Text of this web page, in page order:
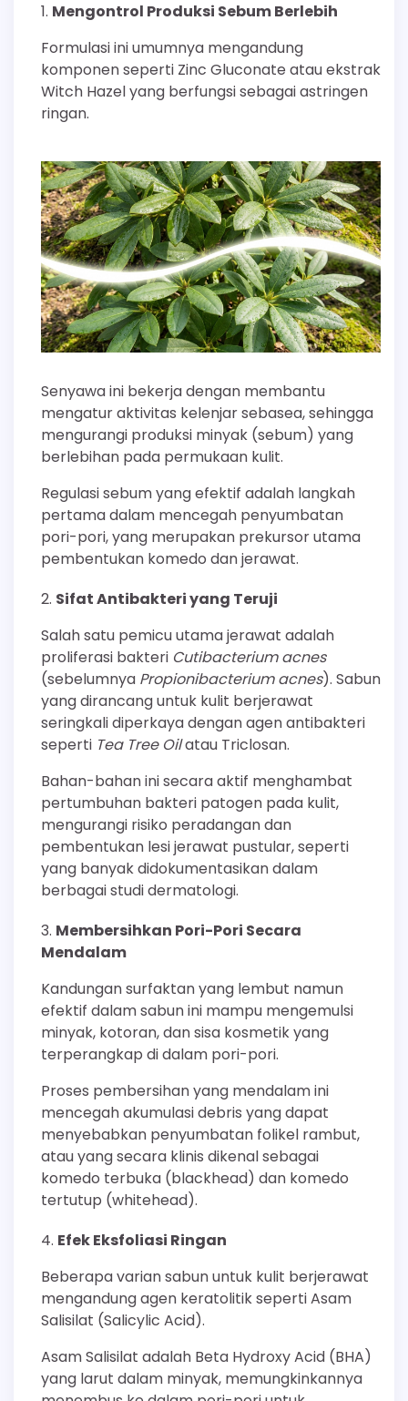
Mengontrol Produksi Sebum Berlebih
Formulasi ini umumnya mengandung
komponen seperti Zinc Gluconate atau ekstrak
Witch Hazel yang berfungsi sebagai astringen
ringan.
Senyawa ini bekerja dengan membantu
mengatur aktivitas kelenjar sebasea, sehingga
mengurangi produksi minyak (sebum) yang
berlebihan pada permukaan kulit.
Regulasi sebum yang efektif adalah langkah
pertama dalam mencegah penyumbatan
pori-pori, yang merupakan prekursor utama
pembentukan komedo dan jerawat.
Sifat Antibakteri yang Teruji
Salah satu pemicu utama jerawat adalah
proliferasi bakteri Cutibacterium acnes
(sebelumnya Propionibacterium acnes). Sabun
yang dirancang untuk kulit berjerawat
seringkali diperkaya dengan agen antibakteri
seperti Tea Tree Oilatau Triclosan.
Bahan-bahan ini secara aktif menghambat
pertumbuhan bakteri patogen pada kulit,
mengurangi risiko peradangan dan
pembentukan lesi jerawat pustular, seperti
yang banyak didokumentasikan dalam
berbagai studi dermatologi.
Membersihkan Pori-Pori Secara
Mendalam
Kandungan surfaktan yang lembut namun
efektif dalam sabun ini mampu mengemulsi
minyak, kotoran, dan sisa kosmetik yang
terperangkap di dalam pori-pori.
Proses pembersihan yang mendalam ini
mencegah akumulasi debris yang dapat
menyebabkan penyumbatan folikel rambut,
atau yang secara klinis dikenal sebagai
komedo terbuka (blackhead) dan komedo
tertutup (whitehead).
Efek Eksfoliasi Ringan
Beberapa varian sabun untuk kulit berjerawat
mengandung agen keratolitik seperti Asam
Salisilat (Salicylic Acid).
Asam Salisilat adalah Beta Hydroxy Acid (BHA)
yang larut dalam minyak, memungkinkannya